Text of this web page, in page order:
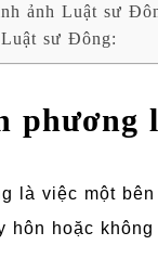
ảnh Luật sư
sư Đông:
phương
là việc một
hôn hoặc